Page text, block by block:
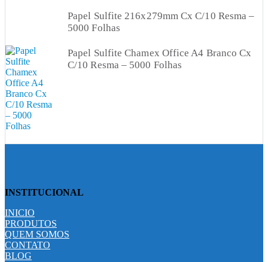
Papel Sulfite 216x279mm Cx C/10 Resma –
5000 Folhas
Papel Sulfite Chamex Office A4 Branco Cx
C/10 Resma – 5000 Folhas
INSTITUCIONAL
INICIO
PRODUTOS
QUEM SOMOS
CONTATO
BLOG